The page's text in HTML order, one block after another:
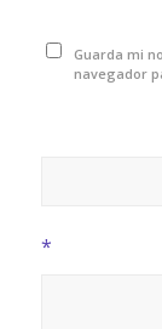
Guarda mi
navegador
*